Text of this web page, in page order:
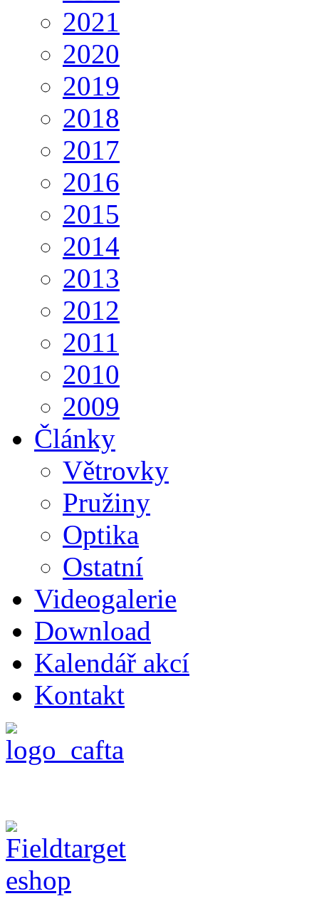
2021
2020
2019
2018
2017
2016
2015
2014
2013
2012
2011
2010
2009
Články
Větrovky
Pružiny
Optika
Ostatní
Videogalerie
Download
Kalendář akcí
Kontakt